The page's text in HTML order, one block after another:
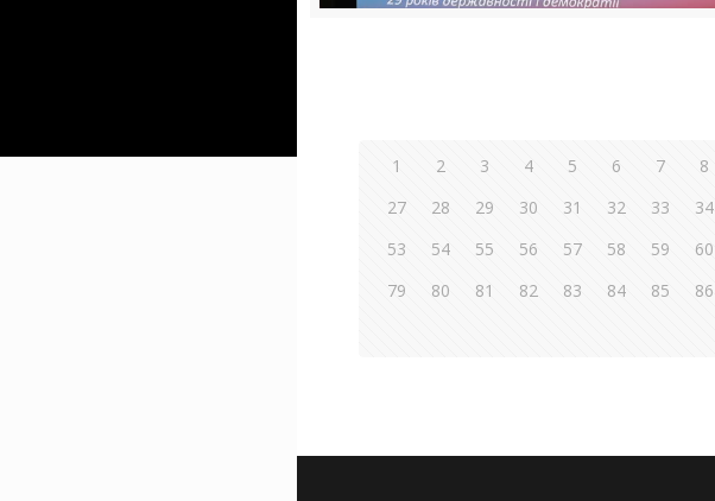
1 2 3 4 5 6 7 8
27
28 29 30 31 32 33 34
53
54 55 56 57 58 59 60
79
80 81 82 83 84 85 86